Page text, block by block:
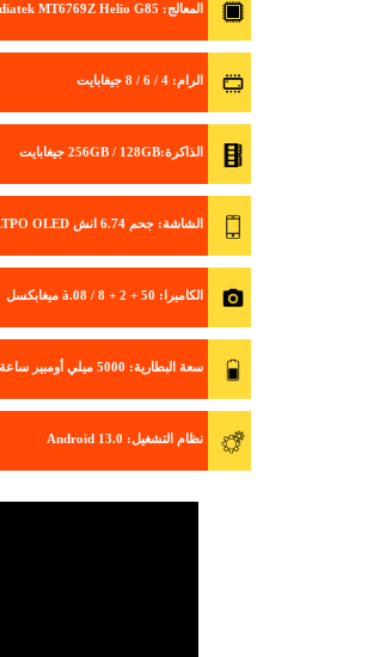
المعالج: Mediatek MT6769Z Helio G85
الرام: 4 / 6 / 8 جيغابايت
الذاكرة:256GB / 128GB جيغابايت
الشاشة: جحم 6.74 انش LTPO OLED
الكاميرا: 50 + 2 + à.08 / 8 ميغابكسل
سعة البطارية: 5000 ميلي أومبير ساعة
نظام التشغيل: Android 13.0